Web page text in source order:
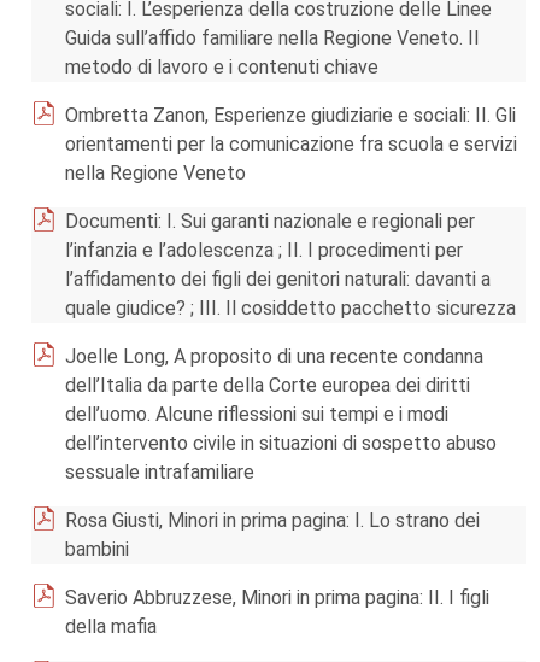
sociali: I. L’esperienza della costruzione delle Linee
Guida sull’affido familiare nella Regione Veneto. Il
metodo di lavoro e i contenuti chiave
Ombretta Zanon, Esperienze giudiziarie e sociali: II. Gli
orientamenti per la comunicazione fra scuola e servizi
nella Regione Veneto
Documenti: I. Sui garanti nazionale e regionali per
l’infanzia e l’adolescenza ; II. I procedimenti per
l’affidamento dei figli dei genitori naturali: davanti a
quale giudice? ; III. Il cosiddetto pacchetto sicurezza
Joelle Long, A proposito di una recente condanna
dell’Italia da parte della Corte europea dei diritti
dell’uomo. Alcune riflessioni sui tempi e i modi
dell’intervento civile in situazioni di sospetto abuso
sessuale intrafamiliare
Rosa Giusti, Minori in prima pagina: I. Lo strano dei
bambini
Saverio Abbruzzese, Minori in prima pagina: II. I figli
della mafia